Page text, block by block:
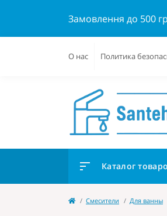
Замовлення до 500
О нас Политика
Каталог
Cмесители Для ванны